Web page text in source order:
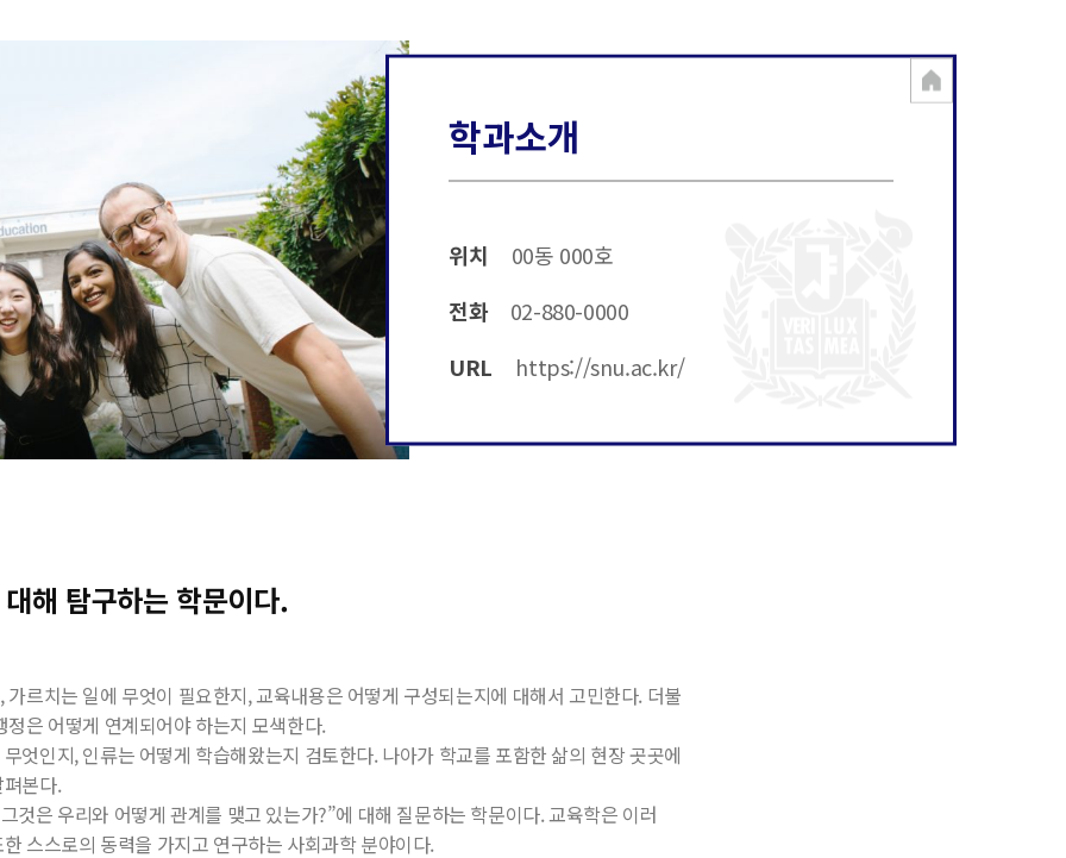
학과소개
위치
00동 000호
전화
02-880-0000
URL
https://snu.ac.kr/
대해 탐구하는 학문이다.
,가르치는 일에 무엇이 필요한지,교육내용은 어떻게 구성되는지에 대해서 고민한다. 더불
정은 어떻게 연계되어야하는지 모색한다.
무엇인지,인류는 어떻게 학습해왔는지 검토한다.나아가 학교를 포함한 삶의 현장곳곳에
본다.
그것은 우리와 어떻게 관계를 맺고 있는가?”에 대해 질문하는 학문이다.교육학은 이러
스스로의 동력을 가지고 연구하는 사회과학분야이다.